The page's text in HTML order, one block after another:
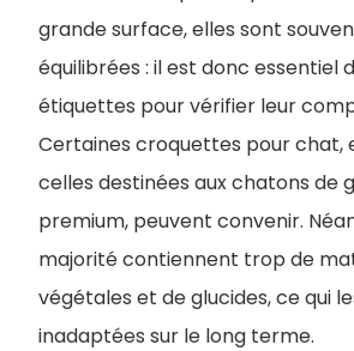
grande surface, elles sont
équilibrées : il est donc essentiel
étiquettes pour vérifier leur
Certaines croquettes pour chat,
celles destinées aux chatons de
premium, peuvent convenir.
majorité contiennent trop de
végétales et de glucides, ce qui
inadaptées sur le long terme.